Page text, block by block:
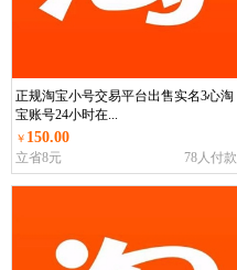
正规淘宝小号交易平台出售实名3心淘
宝账号24小时在...
￥ 150.00
立省8元 78人付款